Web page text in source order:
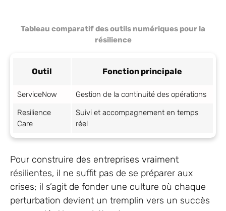
Tableau comparatif des outils numériques pour la
résilience
Outil Fonction principale
ServiceNow
Gestion de la continuité des opérations
Resilience
Care
Suivi et accompagnement en temps
réel
Pour construire des entreprises vraiment
résilientes, il ne suffit pas de se préparer aux
crises; il s’agit de fonder une culture où chaque
perturbation devient un tremplin vers un succès